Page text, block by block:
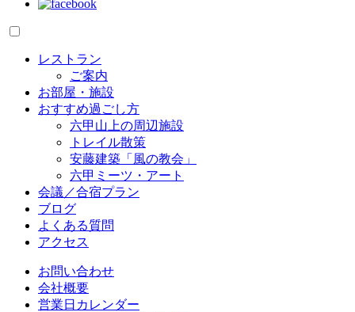
レストラン
ご案内
お部屋・施設
おすすめ過ごし方
六甲山上の周辺施設
トレイル散策
安藤建築「風の教会」
六甲ミーツ・アート
会議／合宿プラン
ブログ
よくある質問
アクセス
お問い合わせ
会社概要
営業日カレンダー